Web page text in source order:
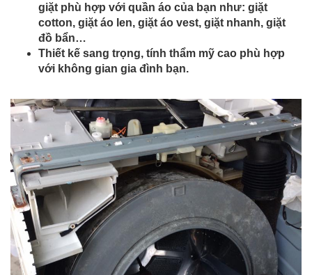
giặt phù hợp với quần áo của bạn như: giặt
cotton, giặt áo len, giặt áo vest, giặt nhanh, giặt
đồ bẩn…
Thiết kế sang trọng, tính thẩm mỹ cao phù hợp
với không gian gia đình bạn.